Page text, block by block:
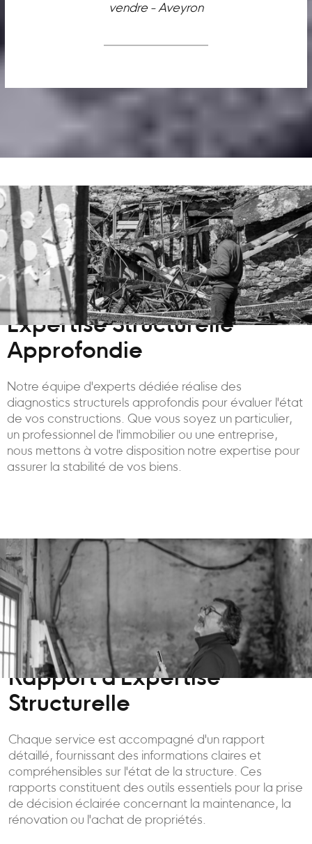
vendre - Aveyron
Expertise Structurelle
Approfondie
Notre équipe d'experts dédiée réalise des
diagnostics structurels approfondis pour évaluer l'état
de vos constructions. Que vous soyez un particulier,
un professionnel de l'immobilier ou une entreprise,
nous mettons à votre disposition notre expertise pour
assurer la stabilité de vos biens.
Rapport d'Expertise
Structurelle
Chaque service est accompagné d'un rapport
détaillé, fournissant des informations claires et
compréhensibles sur l'état de la structure. Ces
rapports constituent des outils essentiels pour la prise
de décision éclairée concernant la maintenance, la
rénovation ou l'achat de propriétés.